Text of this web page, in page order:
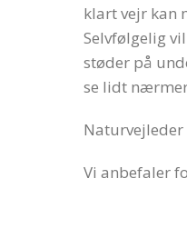
klart vejr kan
Selvfølgelig
støder på
se lidt
Naturvejleder
Vi anbefaler